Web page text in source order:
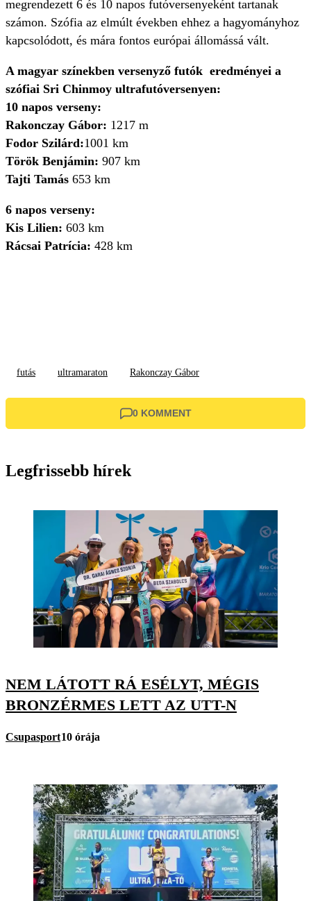
megrendezett 6 és 10 napos futóversenyeként tartanak
számon. Szófia az elmúlt években ehhez a hagyományhoz
kapcsolódott, és mára fontos európai állomássá vált.
A magyar színekben versenyző futók eredményei a
szófiai Sri Chinmoy ultrafutóversenyen:
10 napos verseny:
Rakonczay Gábor: 1217 m
Fodor Szilárd:1001 km
Török Benjámin: 907 km
Tajti Tamás 653 km
6 napos verseny:
Kis Lilien: 603 km
Rácsai Patrícia: 428 km
futás ultramaraton Rakonczay Gábor
0 KOMMENT
Legfrissebb hírek
NEM LÁTOTT RÁ ESÉLYT, MÉGIS
BRONZÉRMES LETT AZ UTT-N
Csupasport10 órája